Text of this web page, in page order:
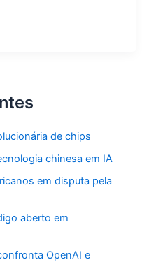
de chips
chinesa em IA
em disputa pela
aberto em
OpenAI e